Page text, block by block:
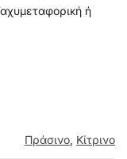
ή
Πράσινο, Κίτρινο